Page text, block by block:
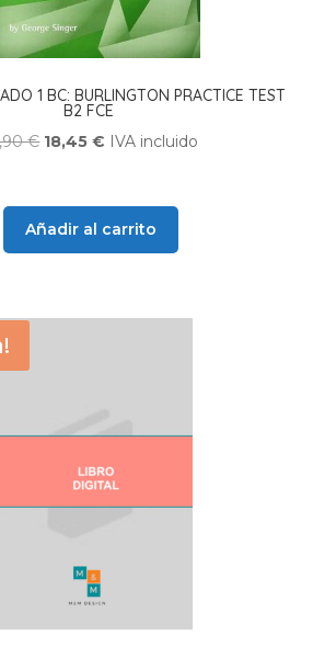
1 BC: BURLINGTON PRACTICE TEST
B2 FCE
€ El
19,90 €.
18,45€ El
18,45 €.
IVA incluido
Añadir al carrito